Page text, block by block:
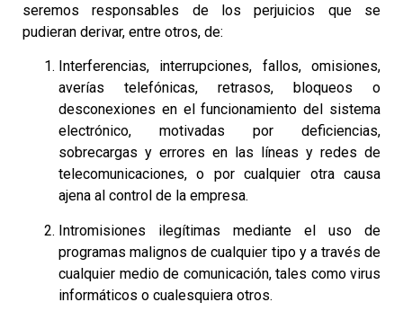
seremos responsables de los perjuicios que se
pudieran derivar, entre otros, de:
Interferencias, interrupciones, fallos, omisiones,
averías telefónicas, retrasos, bloqueos o
desconexiones en el funcionamiento del sistema
electrónico, motivadas por deficiencias,
sobrecargas y errores en las líneas y redes de
telecomunicaciones, o por cualquier otra causa
ajena al control de la empresa.
Intromisiones ilegítimas mediante el uso de
programas malignos de cualquier tipo y a través de
cualquier medio de comunicación, tales como virus
informáticos o cualesquiera otros.